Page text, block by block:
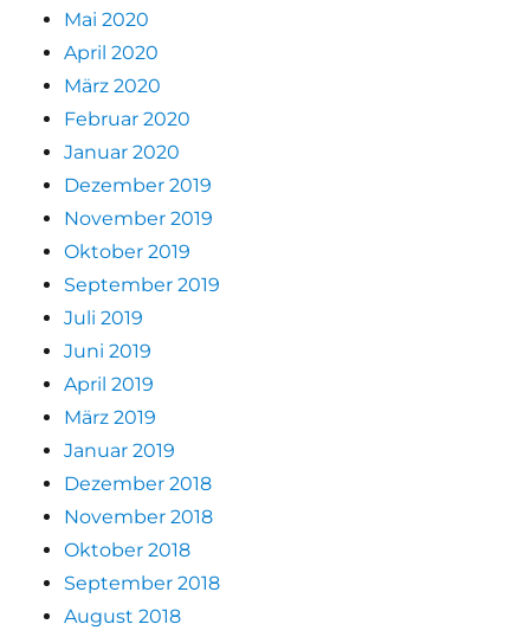
Mai 2020
April 2020
März 2020
Februar 2020
Januar 2020
Dezember 2019
November 2019
Oktober 2019
September 2019
Juli 2019
Juni 2019
April 2019
März 2019
Januar 2019
Dezember 2018
November 2018
Oktober 2018
September 2018
August 2018